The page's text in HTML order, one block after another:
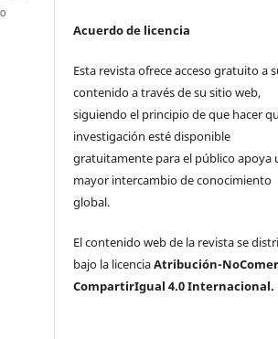
Acuerdo de licencia
Esta revista ofrece acceso gratuito a
contenido a través de su sitio web,
siguiendo el principio de que hacer
investigación esté disponible
gratuitamente para el público apoya
mayor intercambio de conocimiento
global.
El contenido web de la revista se
bajo la licenciaAtribución-
CompartirIgual 4.0 Internacional.